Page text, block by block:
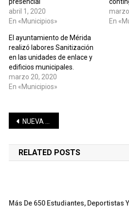
abril 1, 2020
En «Municipios»
En
El ayuntamiento de Mérida
realizó labores Sanitización
en las unidades de enlace y
edificios municipales.
marzo 20, 2020
En «Municipios»
Navegación
de
entradas
NUEVA ADHESIÓN EN YUCATÁN A CATEM.
RELATED POSTS
Más De 650 Estudiantes, Deportistas